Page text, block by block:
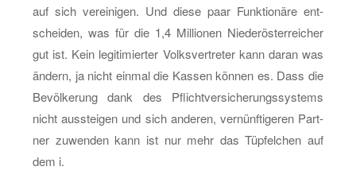
auf sich ver­ei­ni­gen. Und diese paar Funk­tio­nä­re ent­
schei­den, was für die 1,4 Mil­lio­nen Nie­der­ös­ter­rei­cher
gut ist. Kein le­gi­ti­mier­ter Volks­ver­tre­ter kann daran was
än­dern, ja nicht ein­mal die Kas­sen kön­nen es. Dass die
Be­völ­ke­rung dank des Pflicht­ver­si­che­rungs­sys­tems
nicht aus­stei­gen und sich an­de­ren, ver­nünf­ti­ge­ren Part­
ner zu­wen­den kann ist nur mehr das Tüp­fel­chen auf
dem i.